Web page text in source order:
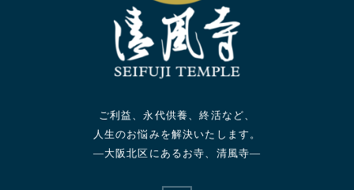
ご利益、永代供養、終活など、
人生のお悩みを解決いたします。
—大阪北区にあるお寺、清風寺—